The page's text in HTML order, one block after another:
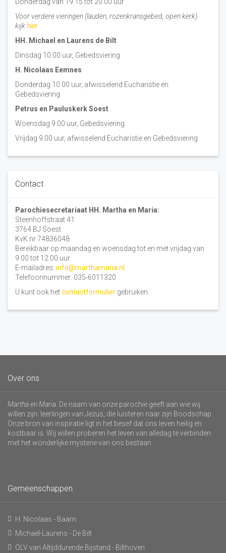
Voor verdere vieringen (lauden, rozenkransgebed, open kerk)
kijkhier
HH. Michael en Laurens de Bilt
Dinsdag 10:00 uur, Gebedsviering
H. Nicolaas Eemnes
Donderdag 10.00 uur, afwisselend Eucharistie en
Gebedsviering
Petrus en Pauluskerk Soest
Woensdag 9.00 uur, Gebedsviering
Vrijdag 9.00 uur, afwisselend Eucharistie en Gebedsviering
Contact
Parochiesecretariaat HH. Martha en Maria:
Steenhoffstraat 41
3764 BJ Soest
KvK nr 74836048
Bereikbaar op maandag en woensdag tot en met vrijdag van
9.00 tot 12.00 uur.
E-mailadres: info@marthamaria.nl
Telefoonnummer: 035-6011320
U kunt ook hetcontactformulier gebruiken.
Over ons
Martha en Maria . De naam van onze parochie geeft aan wie wij
willen zijn: leerlingen van Jezus, die luisteren naar zijn Boodschap.
Onze bron van inspiratie ligt in het besef dat ons leven heilig en
kostbaar is. Wij willen proberen het leven van alledag te verbinden
met het wonderlijke mysterie van ons bestaan.
Gemeenschappen
H. Nicolaas - Baarn
Michaël-Laurens - De Bilt
OLV van Altijddurende Bijstand - Bilthoven